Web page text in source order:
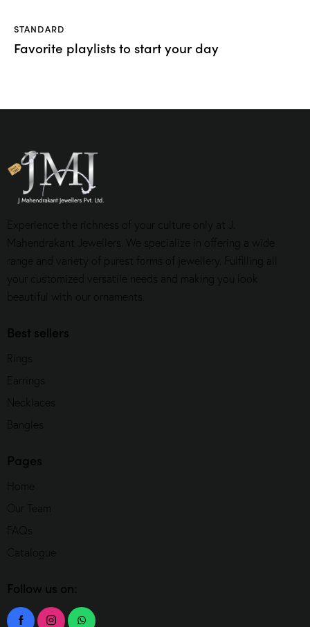
STANDARD
Favorite playlists to start your day
Experience the richness of your culture only at J.
Mahendrakant Jewellers. We specialize in offering a wide
range and variety of purest forms of jewellery. Fulfilling all
your customized versatile needs and making you look
beautiful with our ornaments.
Best sellers
Rings
Necklaces
Bangles
Pages
Our Team
FAQs
Catalogue
Follow us on: